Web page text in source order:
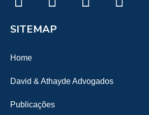
SITEMAP
Home
David & Athayde Advogados
Publicações